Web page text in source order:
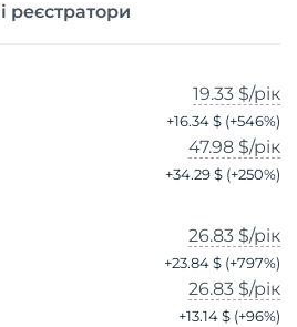
реєстратори
19.33 $/рік
+16.34 $ (+546%)
47.98 $/рік
+34.29 $ (+250%)
26.83 $/рік
+23.84 $ (+797%)
26.83 $/рік
+13.14 $ (+96%)